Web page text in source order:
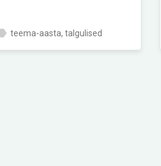
teema-aasta, talgulised